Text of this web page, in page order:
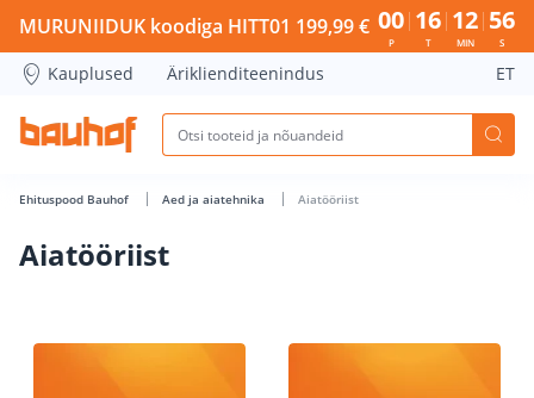
Aiatööriist - Bauhof has loaded
MURUNIIDUK koodiga HITT01 199,99 € 00
P
16
T
12
MIN
55
S
Kauplused Äriklienditeenindus ET
Ehituspood Bauhof Aed ja aiatehnika Aiatööriist
Aiatööriist